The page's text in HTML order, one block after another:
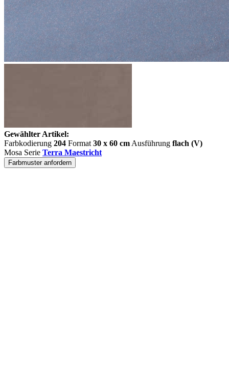
Gewählter Artikel:
Farbkodierung 204 Format 30 x 60 cm Ausführung flach (V)
Mosa Serie Terra Maestricht
Farbmuster anfordern